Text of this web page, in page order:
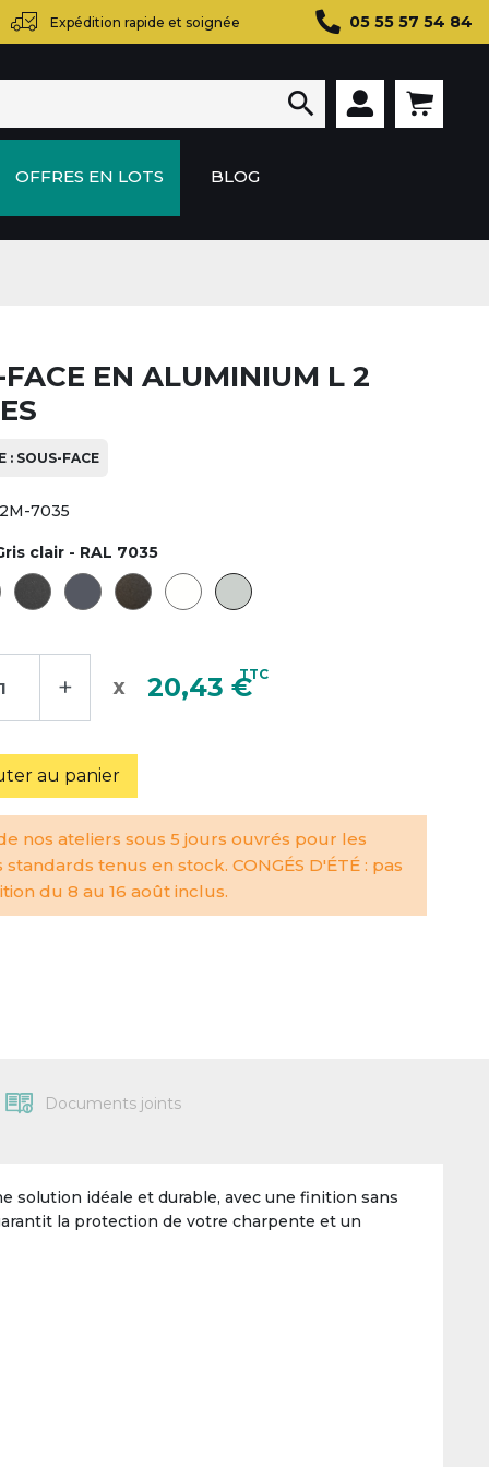
Expédition rapide et soignée 05 55 57 54 84
OFFRES EN LOTS BLOG

FACE EN ALUMINIUM L 2
: SOUS-FACE
7035
clair - RAL 7035
+ 20,43 €TTC
au panier
nos ateliers sous 5 jours ouvrés pour les
tenus en stock. CONGÉS D'ÉTÉ : pas
du 8 au 16 août inclus.
Documents joints
solution idéale et durable, avec une finition sans
la protection de votre charpente et un